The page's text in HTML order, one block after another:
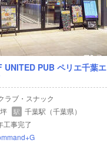
UNITED PUB ペリエ千葉エ
ラブ・スナック
駅 千葉駅（千葉県）
工事完了